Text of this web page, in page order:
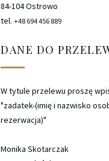
84-104 Ostrowo
tel. +48 694 456 889
DANE DO
W tytule przelewu proszę
"zadatek-(imię i nazwisko
rezerwacja)"
Monika Skotarczak